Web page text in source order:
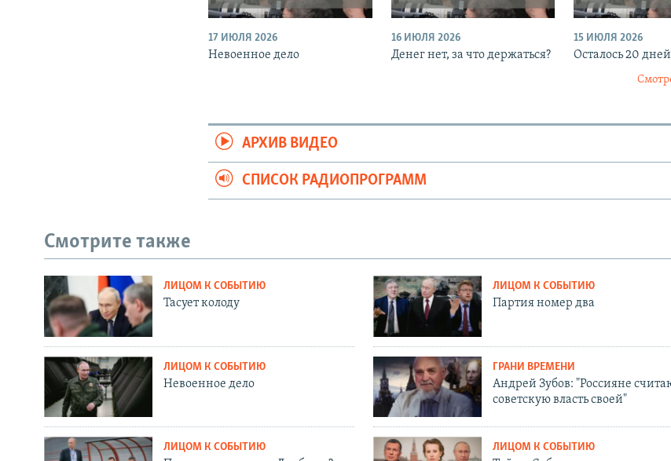
17 ИЮЛЯ 2026
Невоенное дело
16 ИЮЛЯ 2026
Денег нет, за что держаться?
15 ИЮЛЯ 2026
Осталось 20 дней
АРХИВ ВИДЕО
СПИСОК РАДИОПРОГРАММ
Смотрите также
ЛИЦОМ К СОБЫТИЮ
Тасует колоду
ЛИЦОМ К СОБЫТИЮ
Партия номер два
ЛИЦОМ К СОБЫТИЮ
Невоенное дело
ГРАНИ ВРЕМЕНИ
Андрей Зубов: "Россияне
советскую власть своей"
ЛИЦОМ К СОБЫТИЮ ЛИЦОМ К СОБЫТИЮ